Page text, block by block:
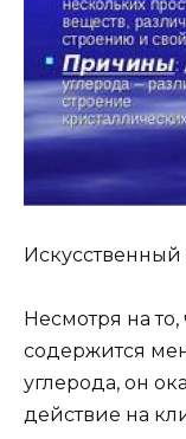
Искусственный
Несмотря на
содержится
углерода, он
действие на